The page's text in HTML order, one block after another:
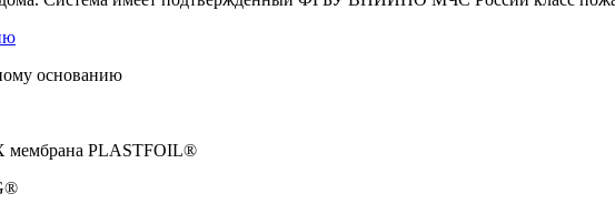
основанию
мембрана PLASTFOIL®